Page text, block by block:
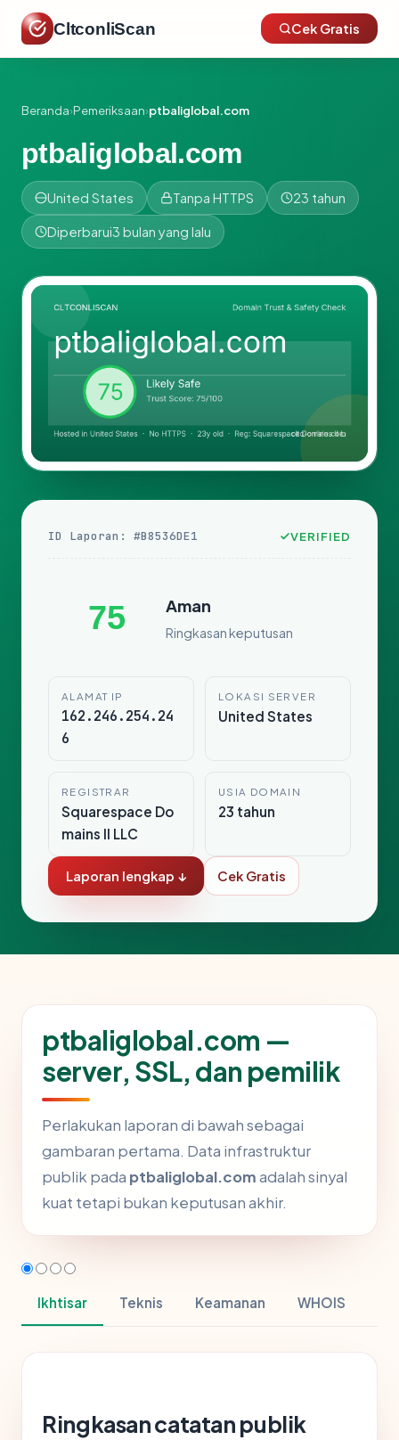
CltconliScan Cek Gratis
Beranda›Pemeriksaan›ptbaliglobal.com
ptbaliglobal.com
United States Tanpa HTTPS 23 tahun
Diperbarui3 bulan yang lalu
ID Laporan: #B8536DE1 VERIFIED
75 Aman
Ringkasan keputusan
ALAMAT IP
162.246.254.24
6
LOKASI SERVER
United States
REGISTRAR
Squarespace Do
mains II LLC
USIA DOMAIN
23 tahun
Laporan lengkap ↓ Cek Gratis
ptbaliglobal.com —
server, SSL, dan pemilik
Perlakukan laporan di bawah sebagai
gambaran pertama. Data infrastruktur
publik pada ptbaliglobal.comadalah sinyal
kuat tetapi bukan keputusan akhir.
Ikhtisar Teknis Keamanan WHOIS
Ringkasan catatan publik